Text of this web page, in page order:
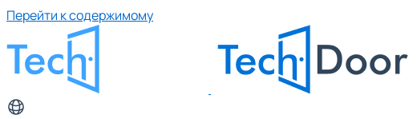
Перейти к содержимому